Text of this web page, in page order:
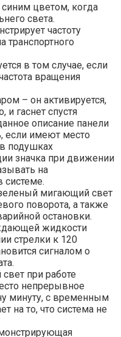
цветом, когда
света.
частоту
транспортного
в том случае, если
вращения
– он активируется,
и гаснет спустя
описание панели
если имеют место
подушках
значка при движении
на
мигающий свет
поворота, а также
остановки.
жидкости
стрелки к 120
сигналом о
при работе
непрерывное
минуту, с временным
на то, что система не